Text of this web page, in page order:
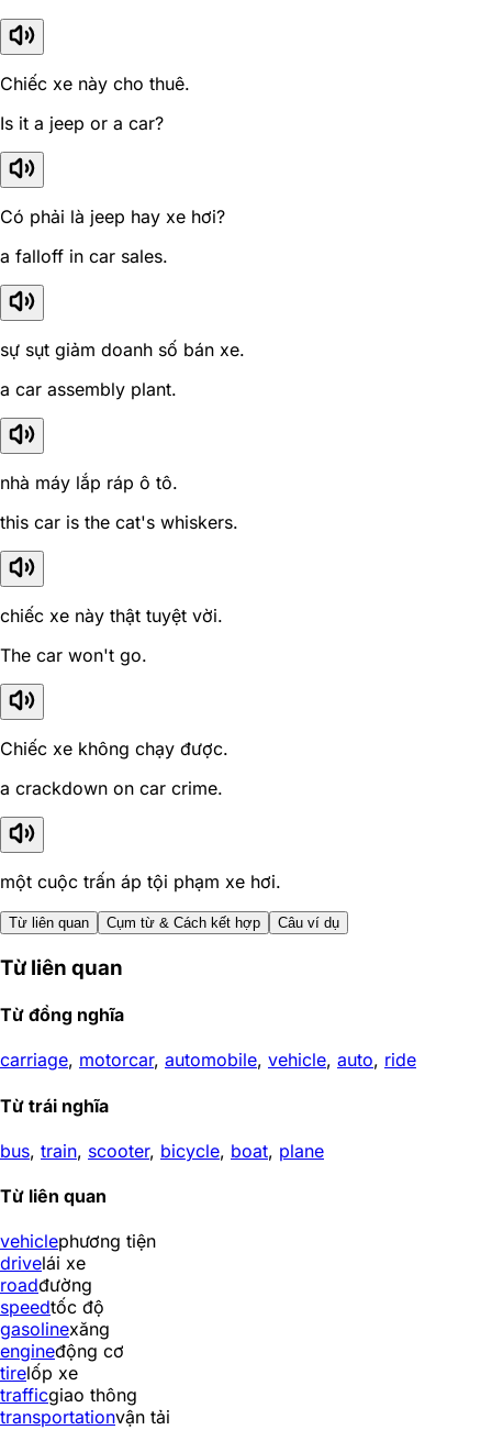
Chiếc xe này cho thuê.
Is it a jeep or a car?
Có phải là jeep hay xe hơi?
a falloff in car sales.
sự sụt giảm doanh số bán xe.
a car assembly plant.
nhà máy lắp ráp ô tô.
this car is the cat's whiskers.
chiếc xe này thật tuyệt vời.
The car won't go.
Chiếc xe không chạy được.
a crackdown on car crime.
một cuộc trấn áp tội phạm xe hơi.
Từ liên quan Cụm từ & Cách kết hợp Câu ví dụ
Từ liên quan
Từ đồng nghĩa
carriage, motorcar, automobile, vehicle, auto, ride
Từ trái nghĩa
bus, train, scooter, bicycle, boat, plane
Từ liên quan
vehiclephương tiện
drivelái xe
roadđường
speedtốc độ
gasolinexăng
engineđộng cơ
tirelốp xe
trafficgiao thông
transportationvận tải